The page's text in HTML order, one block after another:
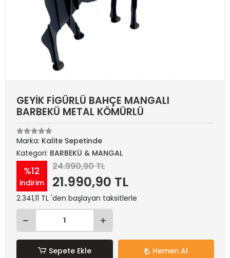
GEYİK FİGÜRLÜ BAHÇE MANGALI
BARBEKÜ METAL KÖMÜRLÜ
Marka: Kalite Sepetinde
Kategori: BARBEKÜ & MANGAL
%12
indirim
24.990,90 TL
21.990,90 TL
2.341,11 TL 'den başlayan taksitlerle
Sepete Ekle Hemen Al